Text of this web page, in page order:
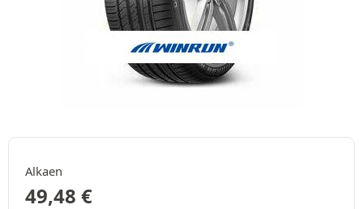
Alkaen
49,48 €